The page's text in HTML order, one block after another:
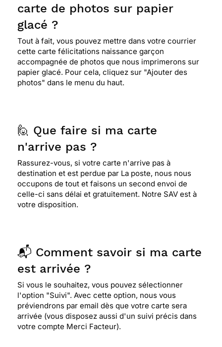
carte de photos sur papier
glacé ?
Tout à fait, vous pouvez mettre dans votre courrier
cette carte félicitations naissance garçon
accompagnée de photos que nous imprimerons sur
papier glacé. Pour cela, cliquez sur "Ajouter des
photos" dans le menu du haut.
🙋 Que faire si ma carte
n'arrive pas ?
Rassurez-vous, si votre carte n'arrive pas à
destination et est perdue par La poste, nous nous
occupons de tout et faisons un second envoi de
celle-ci sans délai et gratuitement. Notre SAV est à
votre disposition.
📬 Comment savoir si ma carte
est arrivée ?
Si vous le souhaitez, vous pouvez sélectionner
l'option "Suivi". Avec cette option, nous vous
préviendrons par email dès que votre carte sera
arrivée (vous disposez aussi d'un suivi précis dans
votre compte Merci Facteur).